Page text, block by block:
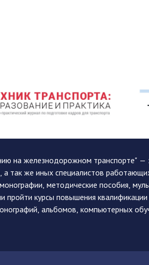
на железнодорожном транспорте"
а так же иных специалистов
методические пособия,
пройти курсы повышения
альбомов, компьютерных